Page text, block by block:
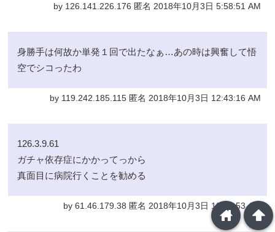
by 126.141.226.176 匿名 2018年10月3日 5:58:51 AM
身勝手は何故か単発１回で出たなぁ…あの時は興奮して悟
空でシコったわ
by 119.242.185.115 匿名 2018年10月3日 12:43:16 AM
126.3.9.61
ガチャ依存症にかかってっから
真面目に病院行くことを勧める
by 61.46.179.38 匿名 2018年10月3日 12:40:53 AM
arrowup
home